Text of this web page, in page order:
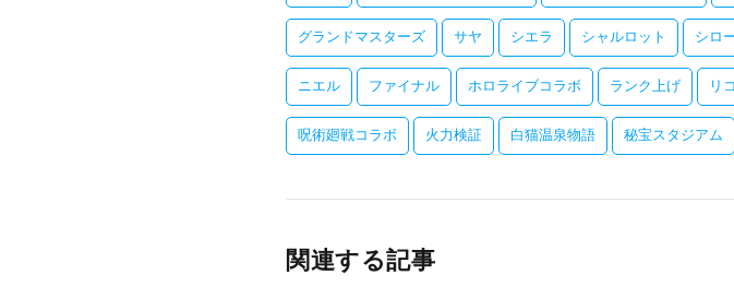
グランドマスターズ サヤ シエラ シャルロット シロ
ニエル ファイナル ホロライブコラボ ランク上げ リ
呪術廻戦コラボ 火力検証 白猫温泉物語 秘宝スタジアム
関連する記事